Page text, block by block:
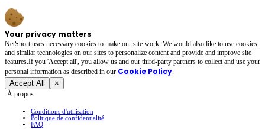
Your privacy matters
NetShort uses necessary cookies to make our site work. We would also like to use cookies
and similar technologies on our sites to personalize content and provide and improve site
features.If you 'Accept all', you allow us and our third-party partners to collect and use your
personal irformation as described in our Cookie Policy.
Accept All ×
À propos
Conditions d'utilisation
Politique de confidentialité
FAQ